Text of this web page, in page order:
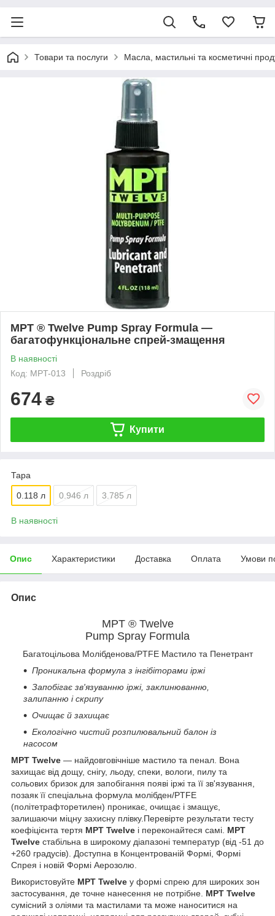
Товари та послуги Масла, мастильні та косметичні
MPT ® Twelve Pump Spray Formula —
багатофункціональне спрей-змащення
В наявності
Код: MPT-013
Роздріб
674 ₴
Купити
Тара
0.118 л 0.946 л 3.785 л
В наявності
Опис Характеристики Доставка Оплата Умови
Опис
MPT®Twelve
Pump Spray Formula
Багатоцільова Молібденова/PTFE Мастило та Пенетрант
Проникальна формула з інгібіторами іржі
Запобігає зв'язуванню іржі, заклинюванню,
залипанню і скрипу
Очищає й захищає
Екологічно чистий розпилювальний балон із
насосом
MPT Twelve — найдовговічніше мастило та пенал. Вона
захищає від дощу, снігу, льоду, спеки, вологи, пилу та
сольових бризок для запобігання появі іржі та її зв'язування,
позаяк її спеціальна формула молібден/PTFE
(політетрафторетилен) проникає, очищає і змащує,
залишаючи міцну захисну плівку.Перевірте результати тесту
коефіцієнта тертя MPT Twelve і переконайтеся самі. MPT
Twelve стабільна в широкому діапазоні температур (від -51 до
+260 градусів). Доступна в Концентрованій Формі, Формі
Спрея і новій Формі Аерозолю.
Використовуйте MPT Twelve у формі спрею для широких зон
застосування, де точне нанесення не потрібне. MPT Twelve
сумісний з оліями та мастилами та може наноситися на